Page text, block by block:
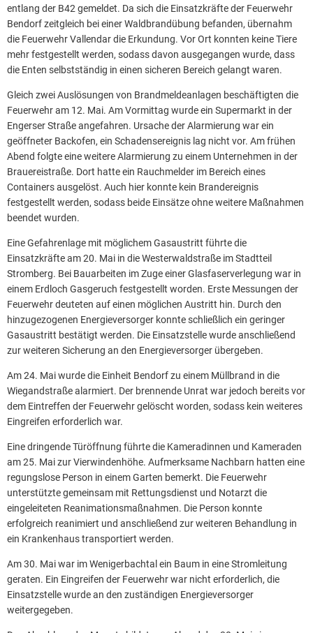
entlang der B42 gemeldet. Da sich die Einsatzkräfte der Feuerwehr
Bendorf zeitgleich bei einer Waldbrandübung befanden, übernahm
die Feuerwehr Vallendar die Erkundung. Vor Ort konnten keine Tiere
mehr festgestellt werden, sodass davon ausgegangen wurde, dass
die Enten selbstständig in einen sicheren Bereich gelangt waren.
Gleich zwei Auslösungen von Brandmeldeanlagen beschäftigten die
Feuerwehr am 12. Mai. Am Vormittag wurde ein Supermarkt in der
Engerser Straße angefahren. Ursache der Alarmierung war ein
geöffneter Backofen, ein Schadensereignis lag nicht vor. Am frühen
Abend folgte eine weitere Alarmierung zu einem Unternehmen in der
Brauereistraße. Dort hatte ein Rauchmelder im Bereich eines
Containers ausgelöst. Auch hier konnte kein Brandereignis
festgestellt werden, sodass beide Einsätze ohne weitere Maßnahmen
beendet wurden.
Eine Gefahrenlage mit möglichem Gasaustritt führte die
Einsatzkräfte am 20. Mai in die Westerwaldstraße im Stadtteil
Stromberg. Bei Bauarbeiten im Zuge einer Glasfaserverlegung war in
einem Erdloch Gasgeruch festgestellt worden. Erste Messungen der
Feuerwehr deuteten auf einen möglichen Austritt hin. Durch den
hinzugezogenen Energieversorger konnte schließlich ein geringer
Gasaustritt bestätigt werden. Die Einsatzstelle wurde anschließend
zur weiteren Sicherung an den Energieversorger übergeben.
Am 24. Mai wurde die Einheit Bendorf zu einem Müllbrand in die
Wiegandstraße alarmiert. Der brennende Unrat war jedoch bereits vor
dem Eintreffen der Feuerwehr gelöscht worden, sodass kein weiteres
Eingreifen erforderlich war.
Eine dringende Türöffnung führte die Kameradinnen und Kameraden
am 25. Mai zur Vierwindenhöhe. Aufmerksame Nachbarn hatten eine
regungslose Person in einem Garten bemerkt. Die Feuerwehr
unterstützte gemeinsam mit Rettungsdienst und Notarzt die
eingeleiteten Reanimationsmaßnahmen. Die Person konnte
erfolgreich reanimiert und anschließend zur weiteren Behandlung in
ein Krankenhaus transportiert werden.
Am 30. Mai war im Wenigerbachtal ein Baum in eine Stromleitung
geraten. Ein Eingreifen der Feuerwehr war nicht erforderlich, die
Einsatzstelle wurde an den zuständigen Energieversorger
weitergegeben.